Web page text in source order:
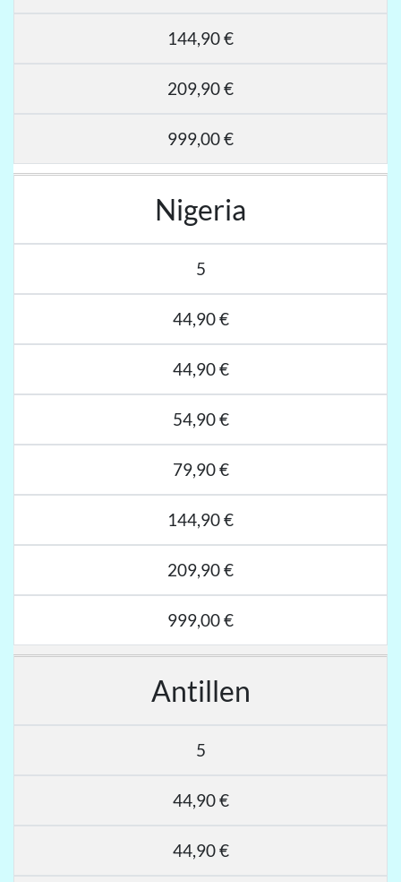
144,90 €
209,90 €
999,00 €
Nigeria
5
44,90 €
44,90 €
54,90 €
79,90 €
144,90 €
209,90 €
999,00 €
Antillen
5
44,90 €
44,90 €